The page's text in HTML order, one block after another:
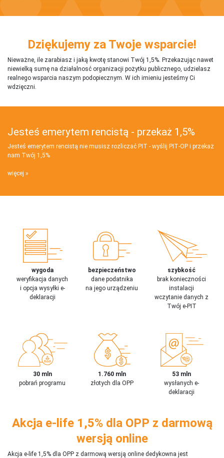
Dziękujemy za Twoje wsparcie!
Nieważne, ile zarabiasz i jaką kwotę stanowi Twój 1,5%. Przekazując nawet
niewielką sumę na działalnosć organizacji pożytku publicznego, udzielasz
realnego wsparcia naszym podopiecznym. W ich imieniu jesteśmy Ci
wdzięczni.
Jesteś emerytem rencistą - przekaż 1,5%
Jesteś emerytem rencistą nie musisz rozliczać PIT - wyślij PIT‑OP i przekaż
nam Twój 1,5%
więcej
wygoda
weryfikacja danych
i opcja wysyłki e-
deklaracji
bezpieczeństwo
dane podatnika
na jego urządzeniu
szybkość
brak konieczności
instalacji
wczytanie danych z
Twój e-PIT
30 mln
pobrań programu
1.760 mln
złotych dla OPP
53 mln
wysłanych e-
deklaracji
Akcja e-life 1,5% dla OPP z darmową
wersją online
Akcja e-life 1,5% dla OPP z darmową wersją online dedykowna jest